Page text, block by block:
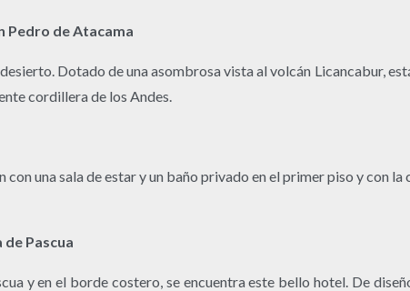
Pedro de Atacama
Dotado de una asombrosa vista al volcán Licancabur,
cordillera de los Andes.
con una sala de estar y un baño privado en el primer piso y con
de Pascua
y en el borde costero, se encuentra este bello hotel. De